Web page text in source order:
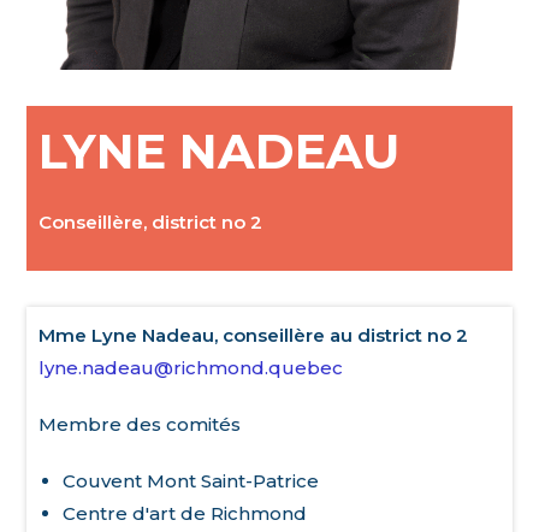
LYNE NADEAU
Conseillère, district no 2
Mme Lyne Nadeau, conseillère au district no 2
lyne.nadeau@richmond.quebec
Membre des comités
Couvent Mont Saint-Patrice
Centre d'art de Richmond